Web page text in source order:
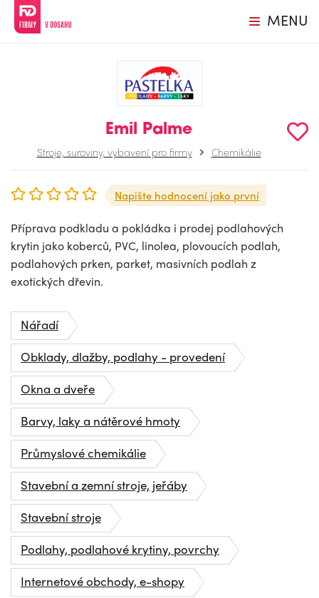
MENU
Emil Palme
Stroje, suroviny, vybavení pro firmy Chemikálie
Napište hodnocení jako první
Příprava podkladu a pokládka i prodej podlahových
krytin jako koberců, PVC, linolea, plovoucích podlah,
podlahových prken, parket, masivních podlah z
exotických dřevin.
Nářadí
Obklady, dlažby, podlahy - provedení
Okna a dveře
Barvy, laky a nátěrové hmoty
Průmyslové chemikálie
Stavební a zemní stroje, jeřáby
Stavební stroje
Podlahy, podlahové krytiny, povrchy
Internetové obchody, e-shopy